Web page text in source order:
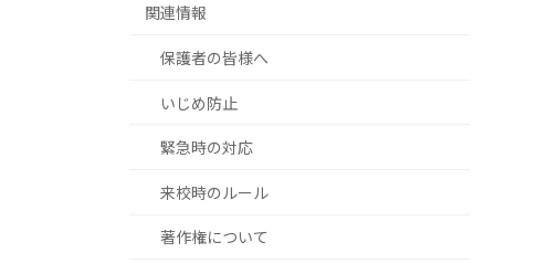
関連情報
保護者の皆様へ
いじめ防止
緊急時の対応
来校時のルール
著作権について